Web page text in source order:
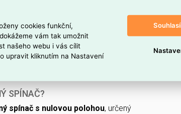
jmenovitý proud 16
IP20.
bez další úpravy a vyžaduje min.
SPÍNAČ?
spínač s nulovou polohou, určený
cookies funkční,
vám tak umožnit
našeho webu i vás cílit
upravit kliknutím na Nastavení